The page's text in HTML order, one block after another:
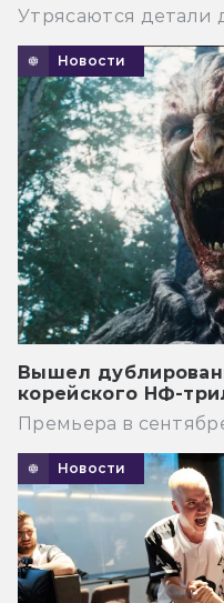
Утрясаются детали
Новости
Вышел
корейского НФ-
Премьера в
Новости